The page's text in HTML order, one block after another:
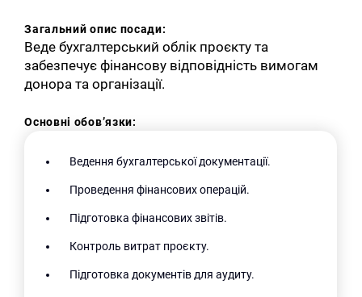
Загальний опис посади:
Веде бухгалтерський облік проєкту та
забезпечує фінансову відповідність вимогам
донора та організації.
Основні обов’язки:
Ведення бухгалтерської документації.
Проведення фінансових операцій.
Підготовка фінансових звітів.
Контроль витрат проєкту.
Підготовка документів для аудиту.